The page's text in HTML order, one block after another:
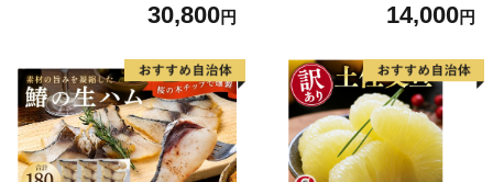
30,800円 14,000円